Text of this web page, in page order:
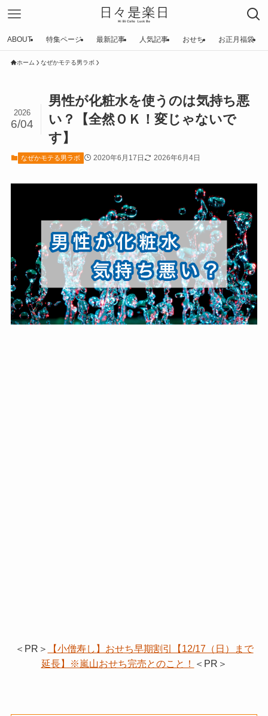
ABOUT 特集ページ 最新記事 人気記事 おせち お正月福袋
ホーム なぜかモテる男ラボ
男性が化粧水を使うのは気持ち悪
い？【全然ＯＫ！変じゃないで
す】
2026
6/04
なぜかモテる男ラボ 2020年6月17日 2026年6月4日
＜PR＞
【小僧寿し】おせち早期割引【12/17（日）まで
延長】※嵐山おせち完売とのこと！
＜PR＞